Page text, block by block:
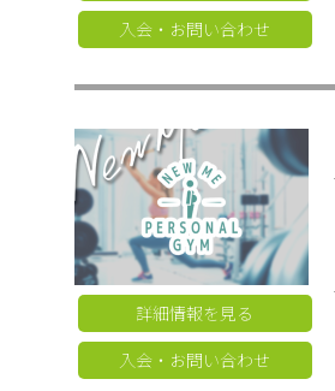
入会・お問い合わせ
詳細情報を見る
入会・お問い合わせ